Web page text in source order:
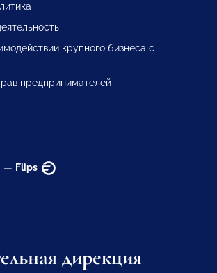
крупного бизнеса с
предпринимателей
— Flips
дирекция